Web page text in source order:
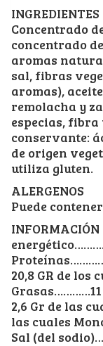
INGREDIENTES
Concentrado
concentrado
aromas
sal, fibras
aromas),
remolacha y
especias,
conservante:
de origen
utiliza gluten.
ALERGENOS
Puede
20,8 GR de los
2,6 Gr de las
las cuales
Sal (del